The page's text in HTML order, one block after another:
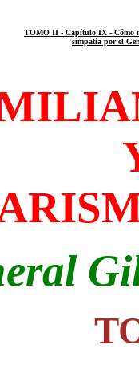
TOMO II - Capítulo IX - Cómo
simpatía por el